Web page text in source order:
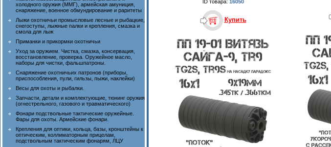
холодного оружия (ММГ), армейская амуниция,
снаряжение, военное обмундирование и раритеты
Лыжи охотничьи промысловые лесные и рыбацкие,
снегоступы, лыжные палки и крепления, смазка и
смола для лыж
Приманки и прикормки охотничьи
Уход за оружием. Чистка, смазка, консервация,
восстановление, проверка. Оружейное масло,
наборы для чистки, фальшпатроны.
Снаряжение охотничьих патронов (приборы,
приспособления, пули, гильзы, пыжи, наклейки)
Весы для охоты и рыбалки.
Запчасти, детали и комплектующие, тюнинг оружия
(огнестрельного, газового и травматического)
Фонари подствольные тактические оружейные.
Фары для охоты. Армейские фонари.
Крепления для оптики, кольца, базы, кронштейны к
оптическим, коллиматорным прицелам,
подствольным тактическим фонарям, ЛЦУ
ID товара: 16050
Купить